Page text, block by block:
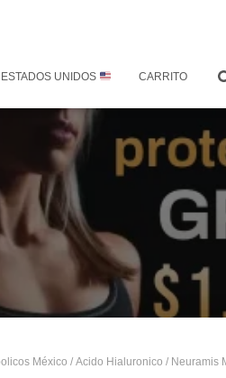
UNIDOS CARRITO
México / Acido Hialuronico / Neuramis